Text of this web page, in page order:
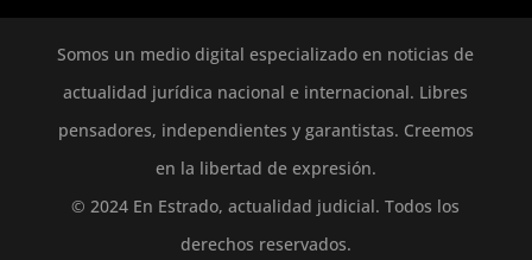
Somos un medio digital especializado en noticias de
actualidad jurídica nacional e internacional. Libres
pensadores, independientes y garantistas. Creemos
en la libertad de expresión.
© 2024 En Estrado, actualidad judicial. Todos los
derechos reservados.